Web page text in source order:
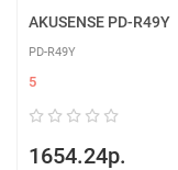
AKUSENSE PD-R49Y
PD-R49Y
5
1654.24р.